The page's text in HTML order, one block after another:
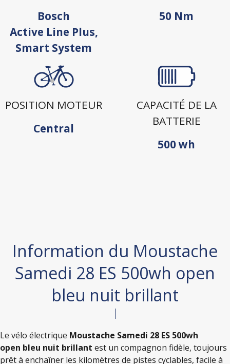
Bosch
Active Line Plus,
Smart System
50 Nm
POSITION MOTEUR
Central
CAPACITÉ DE LA
BATTERIE
500 wh
Information du Moustache
Samedi 28 ES 500wh open
bleu nuit brillant
Le vélo électrique Moustache Samedi 28 ES 500wh
open bleu nuit brillant est un compagnon fidèle, toujours
prêt à enchaîner les kilomètres de pistes cyclables, facile à